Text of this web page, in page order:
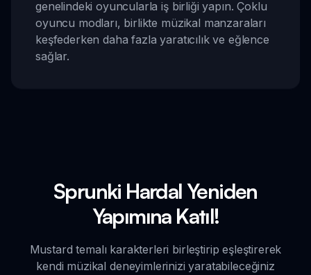
genelindeki oyuncularla iş birliği yapın. Çoklu
oyuncu modları, birlikte müzikal manzaraları
keşfederken daha fazla yaratıcılık ve eğlence
sağlar.
Sprunki Hardal Yeniden
Yapımına Katıl!
Mustard temalı karakterleri birleştirip eşleştirerek
kendi müzikal deneyimlerinizi yaratabileceğiniz